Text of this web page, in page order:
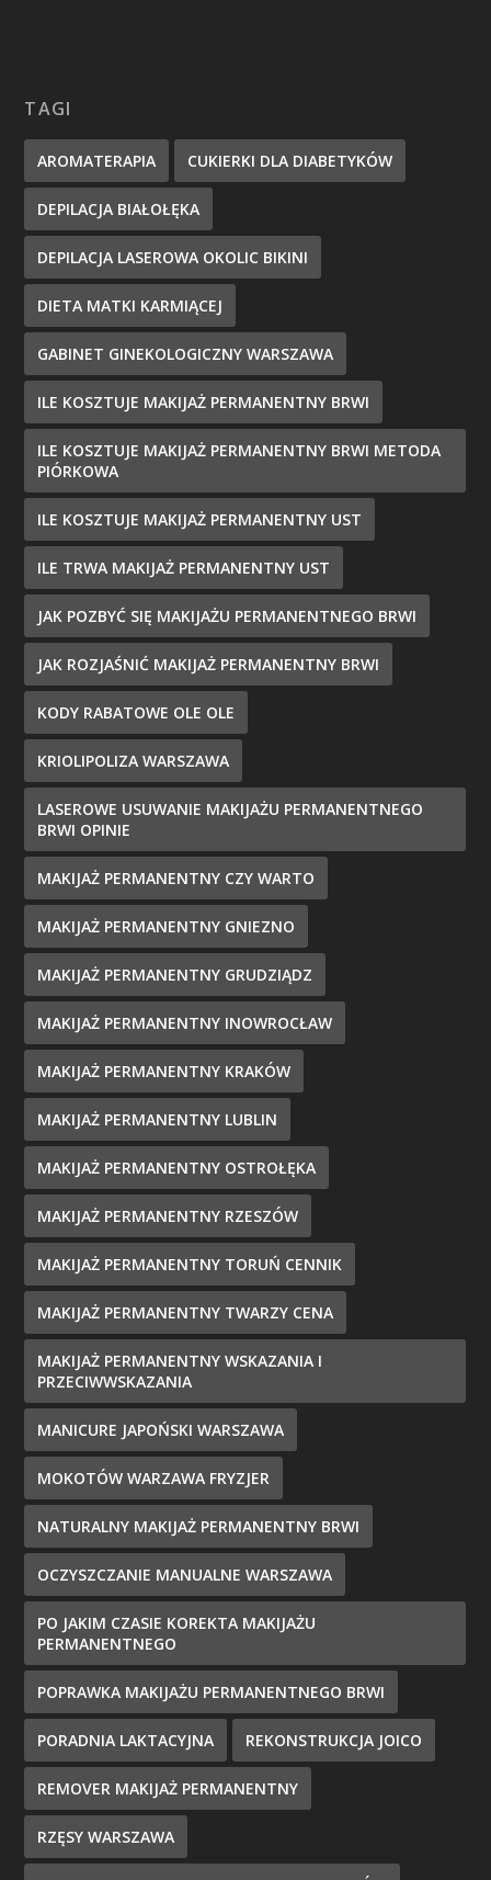
TAGI
AROMATERAPIA CUKIERKI DLA DIABETYKÓW
DEPILACJA BIAŁOŁĘKA
DEPILACJA LASEROWA OKOLIC BIKINI
DIETA MATKI KARMIĄCEJ
GABINET GINEKOLOGICZNY WARSZAWA
ILE KOSZTUJE MAKIJAŻ PERMANENTNY BRWI
ILE KOSZTUJE MAKIJAŻ PERMANENTNY BRWI METODA
PIÓRKOWA
ILE KOSZTUJE MAKIJAŻ PERMANENTNY UST
ILE TRWA MAKIJAŻ PERMANENTNY UST
JAK POZBYĆ SIĘ MAKIJAŻU PERMANENTNEGO BRWI
JAK ROZJAŚNIĆ MAKIJAŻ PERMANENTNY BRWI
KODY RABATOWE OLE OLE
KRIOLIPOLIZA WARSZAWA
LASEROWE USUWANIE MAKIJAŻU PERMANENTNEGO
BRWI OPINIE
MAKIJAŻ PERMANENTNY CZY WARTO
MAKIJAŻ PERMANENTNY GNIEZNO
MAKIJAŻ PERMANENTNY GRUDZIĄDZ
MAKIJAŻ PERMANENTNY INOWROCŁAW
MAKIJAŻ PERMANENTNY KRAKÓW
MAKIJAŻ PERMANENTNY LUBLIN
MAKIJAŻ PERMANENTNY OSTROŁĘKA
MAKIJAŻ PERMANENTNY RZESZÓW
MAKIJAŻ PERMANENTNY TORUŃ CENNIK
MAKIJAŻ PERMANENTNY TWARZY CENA
MAKIJAŻ PERMANENTNY WSKAZANIA I
PRZECIWWSKAZANIA
MANICURE JAPOŃSKI WARSZAWA
MOKOTÓW WARZAWA FRYZJER
NATURALNY MAKIJAŻ PERMANENTNY BRWI
OCZYSZCZANIE MANUALNE WARSZAWA
PO JAKIM CZASIE KOREKTA MAKIJAŻU
PERMANENTNEGO
POPRAWKA MAKIJAŻU PERMANENTNEGO BRWI
PORADNIA LAKTACYJNA REKONSTRUKCJA JOICO
REMOVER MAKIJAŻ PERMANENTNY
RZĘSY WARSZAWA